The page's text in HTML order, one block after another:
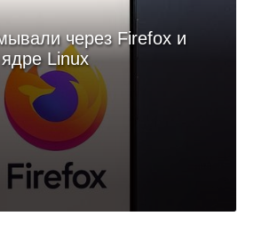
через Firefox и
Linux